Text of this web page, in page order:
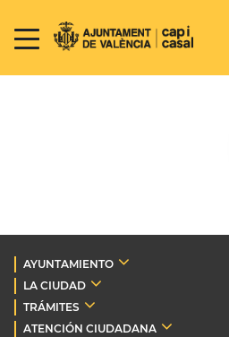
AYUNTAMIENTO
LA CIUDAD
TRÁMITES
ATENCIÓN CIUDADANA